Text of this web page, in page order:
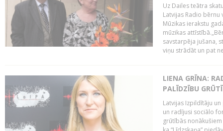
Uz Dailes teātra
Latvijas Radio
Mūzikas ierakstu
mūzikas
savstarpēja jušana,
viņu strādāt un pat
LIENA GRĪNA:
PALĪDZĪBU
Latvijas Izpildītāju
un radījusi sociālo
grūtībās